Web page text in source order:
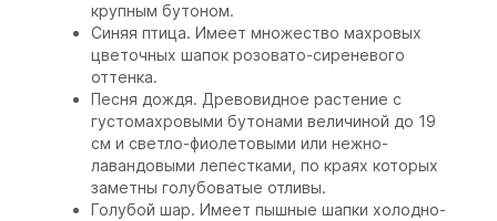
крупным бутоном.
Синяя птица. Имеет множество махровых
цветочных шапок розовато-сиреневого
оттенка.
Песня дождя. Древовидное растение с
густомахровыми бутонами величиной до 19
см и светло-фиолетовыми или нежно-
лавандовыми лепестками, по краях которых
заметны голубоватые отливы.
Голубой шар. Имеет пышные шапки холодно-